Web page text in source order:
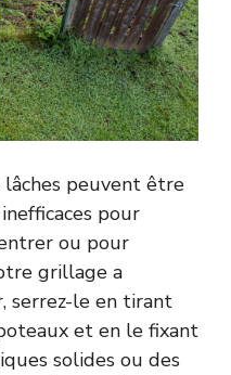
peuvent être
pour
ou pour
grillage a
serrez-le en tirant
et en le fixant
solides ou des